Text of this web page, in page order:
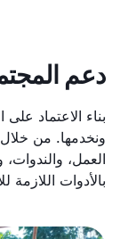
دعم
بناء الاعتماد
ونخدمها. من
العمل،
بالأدوات